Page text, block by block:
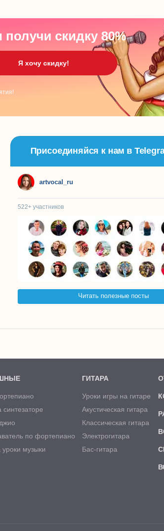
скидку 80%
Присоединяйся к нам в
artvocal_ru
522+участников
Читать полезные посты
синтезаторе
по фортепиано
музыки
ГИТАРА
Уроки игры на гитаре
Акустическая гитара
Классическая гитара
Электрогитара
Бас-гитара